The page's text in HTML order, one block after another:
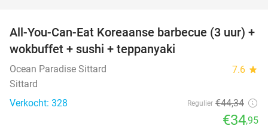
21%
All-You-Can-Eat Koreaanse barbecue (3 uur) +
wokbuffet + sushi + teppanyaki
Ocean Paradise Sittard 7.6 star
Sittard
Verkocht: 328
Regulier €44,34
€34,95